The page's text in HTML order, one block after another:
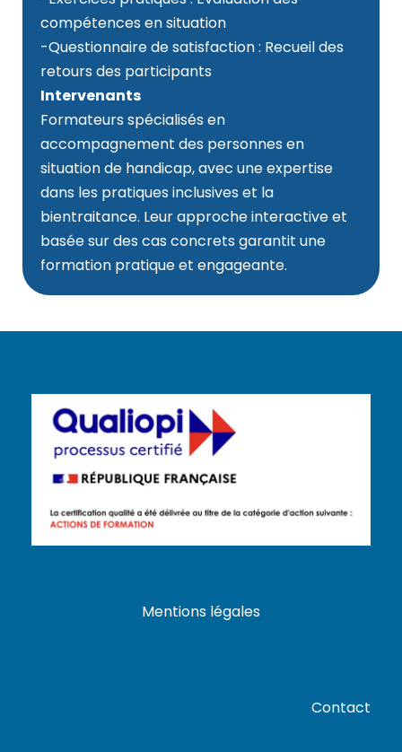
compétences en situation
-Questionnaire de satisfaction : Recueil des
retours des participants
Intervenants
Formateurs spécialisés en
accompagnement des personnes en
situation de handicap, avec une expertise
dans les pratiques inclusives et la
bientraitance. Leur approche interactive et
basée sur des cas concrets garantit une
formation pratique et engageante.
Mentions légales
Contact